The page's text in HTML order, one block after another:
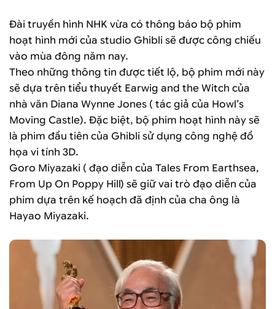
Đài truyền hình NHK vừa có thông báo bộ phim
hoạt hình mới của studio Ghibli sẽ được công chiếu
vào mùa đông năm nay.
Theo những thông tin được tiết lộ, bộ phim mới này
sẽ dựa trên tiểu thuyết Earwig and the Witch của
nhà văn Diana Wynne Jones ( tác giả của Howl’s
Moving Castle). Đặc biệt, bộ phim hoạt hình này sẽ
là phim đầu tiên của Ghibli sử dụng công nghệ đồ
họa vi tính 3D.
Goro Miyazaki ( đạo diễn của Tales From Earthsea,
From Up On Poppy Hill) sẽ giữ vai trò đạo diễn của
phim dựa trên kế hoạch đã định của cha ông là
Hayao Miyazaki.